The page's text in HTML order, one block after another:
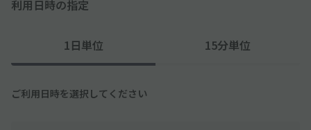
利用日時の指定
1日単位 15分単位
ご利用日時を選択してください